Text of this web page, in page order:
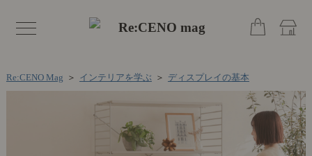
toggle
navigation
Re:CENO Mag ＞ インテリアを学ぶ ＞ ディスプレイの基本